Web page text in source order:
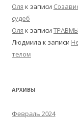
Оля к записи
судеб
Оля к записи
Людмила к записи
телом
АРХИВЫ
Февраль 2024